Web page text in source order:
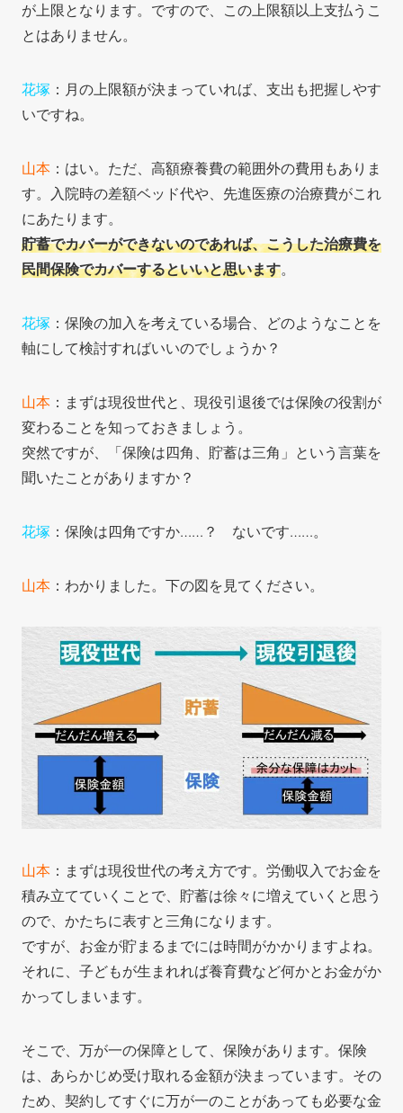
が上限となります。ですので、この上限額以上支払うこ
とはありません。
花塚 ：月の上限額が決まっていれば、支出も把握しやす
いですね。
山本 ：はい。ただ、高額療養費の範囲外の費用もありま
す。入院時の差額ベッド代や、先進医療の治療費がこれ
にあたります。
貯蓄でカバーができないのであれば、こうした治療費を
民間保険でカバーするといいと思います。
花塚 ：保険の加入を考えている場合、どのようなことを
軸にして検討すればいいのでしょうか？
山本 ：まずは現役世代と、現役引退後では保険の役割が
変わることを知っておきましょう。
突然ですが、「保険は四角、貯蓄は三角」という言葉を
聞いたことがありますか？
花塚 ：保険は四角ですか……？ ないです……。
山本 ：わかりました。下の図を見てください。
山本 ：まずは現役世代の考え方です。労働収入でお金を
積み立てていくことで、貯蓄は徐々に増えていくと思う
ので、かたちに表すと三角になります。
ですが、お金が貯まるまでには時間がかかりますよね。
それに、子どもが生まれれば養育費など何かとお金がか
かってしまいます。
そこで、万が一の保障として、保険があります。保険
は、あらかじめ受け取れる金額が決まっています。その
ため、契約してすぐに万が一のことがあっても必要な金